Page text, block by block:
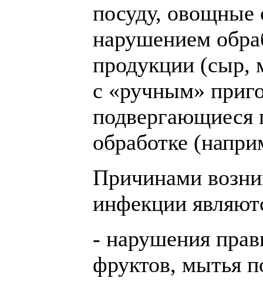
посуду, овощные
нарушением
продукции (сыр,
с «ручным»
подвергающиеся
обработке
Причинами
инфекции
- нарушения
фруктов, мытья